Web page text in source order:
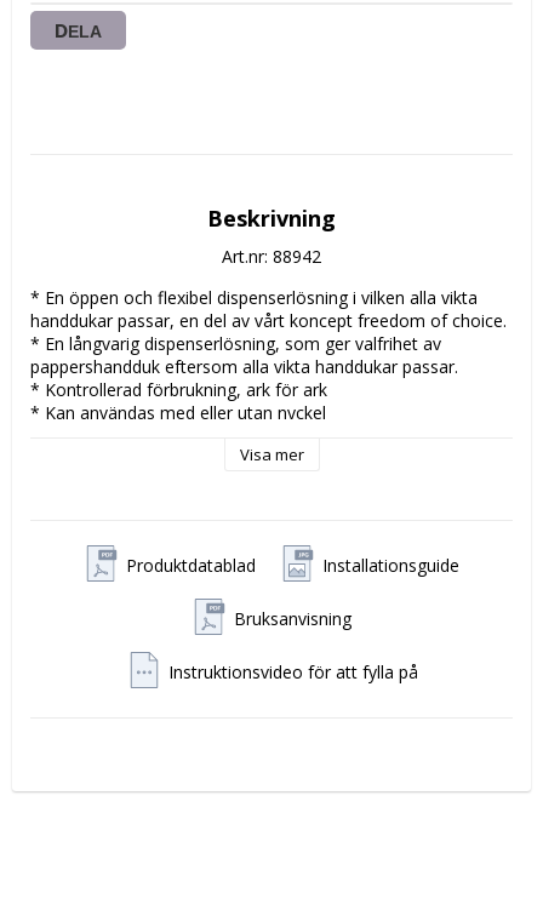
DELA
Beskrivning
Art.nr: 88942
* En öppen och flexibel dispenserlösning i vilken alla vikta
handdukar passar, en del av vårt koncept freedom of choice.
* En långvarig dispenserlösning, som ger valfrihet av
pappershandduk eftersom alla vikta handdukar passar.
* Kontrollerad förbrukning, ark för ark
* Kan användas med eller utan nyckel
* Lätt att kontrollera pappersnivån, tack vare transparanta
1 st
Visa mer
Produktdatablad Installationsguide
Bruksanvisning
Instruktionsvideo för att fylla på